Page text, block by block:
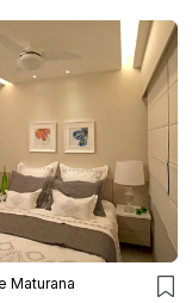
Maturana